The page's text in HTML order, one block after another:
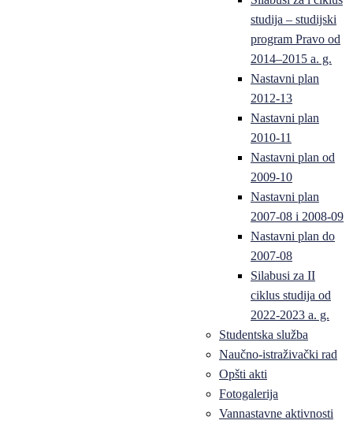
studija – studijski
program Pravo od
2014–2015 a. g.
Nastavni plan
2012-13
Nastavni plan
2010-11
Nastavni plan od
2009-10
Nastavni plan
2007-08 i 2008-09
Nastavni plan do
2007-08
Silabusi za II
ciklus studija od
2022-2023 a. g.
Studentska služba
Naučno-istraživački rad
Opšti akti
Fotogalerija
Vannastavne aktivnosti